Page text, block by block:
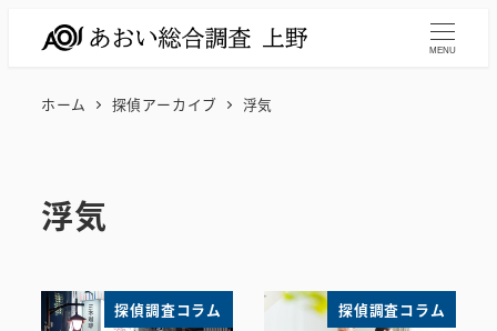
MENU
ホーム 探偵アーカイブ 浮気
浮気
探偵調査コラム 探偵調査コラム